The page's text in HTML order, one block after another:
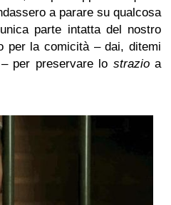
a parare su qualcosa
parte intatta del nostro
per la comicità – dai, ditemi
per preservare lo strazioa